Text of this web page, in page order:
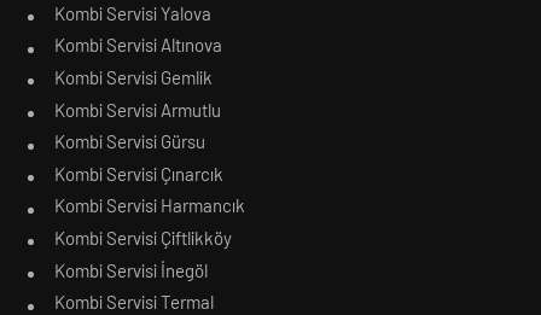
Kombi Servisi Yalova
Kombi Servisi Altınova
Kombi Servisi Gemlik
Kombi Servisi Armutlu
Kombi Servisi Gürsu
Kombi Servisi Çınarcık
Kombi Servisi Harmancık
Kombi Servisi Çiftlikköy
Kombi Servisi İnegöl
Kombi Servisi Termal